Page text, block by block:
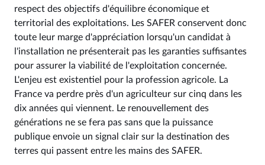
respect des objectifs d'équilibre économique et
territorial des exploitations. Les SAFER conservent donc
toute leur marge d'appréciation lorsqu'un candidat à
l'installation ne présenterait pas les garanties suffisantes
pour assurer la viabilité de l'exploitation concernée.
L'enjeu est existentiel pour la profession agricole. La
France va perdre près d'un agriculteur sur cinq dans les
dix années qui viennent. Le renouvellement des
générations ne se fera pas sans que la puissance
publique envoie un signal clair sur la destination des
terres qui passent entre les mains des SAFER.